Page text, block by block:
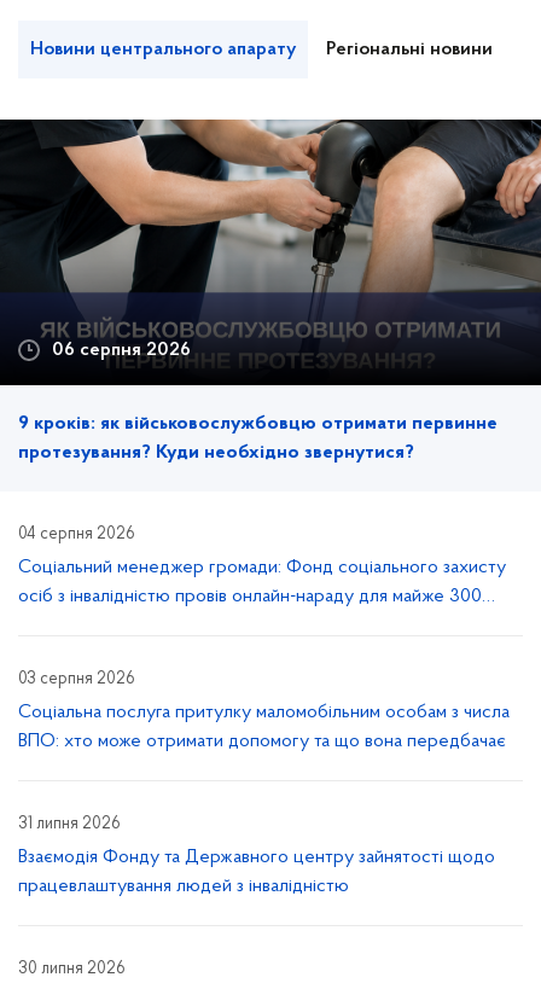
Новини центрального апарату Регіональні новини
06 серпня 2026
9 кроків: як військовослужбовцю отримати первинне
протезування? Куди необхідно звернутися?
Соціальний менеджер громади: Фонд соціального захисту
осіб з інвалідністю провів онлайн-нараду для майже 300
04 серпня 2026
Соціальна послуга притулку маломобільним особам з числа
ВПО: хто може отримати допомогу та що вона передбачає
03 серпня 2026
Взаємодія Фонду та Державного центру зайнятості щодо
працевлаштування людей з інвалідністю
31 липня 2026
30 липня 2026